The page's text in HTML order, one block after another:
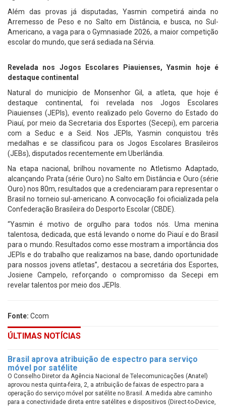
Além das provas já disputadas, Yasmin competirá ainda no
Arremesso de Peso e no Salto em Distância, e busca, no Sul-
Americano, a vaga para o Gymnasiade 2026, a maior competição
escolar do mundo, que será sediada na Sérvia.
Revelada nos Jogos Escolares Piauienses, Yasmin hoje é
destaque continental
Natural do município de Monsenhor Gil, a atleta, que hoje é
destaque continental, foi revelada nos Jogos Escolares
Piauienses (JEPIs), evento realizado pelo Governo do Estado do
Piauí, por meio da Secretaria dos Esportes (Secepi), em parceria
com a Seduc e a Seid. Nos JEPIs, Yasmin conquistou três
medalhas e se classificou para os Jogos Escolares Brasileiros
(JEBs), disputados recentemente em Uberlândia.
Na etapa nacional, brilhou novamente no Atletismo Adaptado,
alcançando Prata (série Ouro) no Salto em Distância e Ouro (série
Ouro) nos 80m, resultados que a credenciaram para representar o
Brasil no torneio sul-americano. A convocação foi oficializada pela
Confederação Brasileira do Desporto Escolar (CBDE).
“Yasmin é motivo de orgulho para todos nós. Uma menina
talentosa, dedicada, que está levando o nome do Piauí e do Brasil
para o mundo. Resultados como esse mostram a importância dos
JEPIs e do trabalho que realizamos na base, dando oportunidade
para nossos jovens atletas”, destacou a secretária dos Esportes,
Josiene Campelo, reforçando o compromisso da Secepi em
revelar talentos por meio dos JEPIs.
Fonte: Ccom
ÚLTIMAS NOTÍCIAS
Brasil aprova atribuição de espectro para serviço
móvel por satélite
O Conselho Diretor da Agência Nacional de Telecomunicações (Anatel)
aprovou nesta quinta-feira, 2, a atribuição de faixas de espectro para a
operação do serviço móvel por satélite no Brasil. A medida abre caminho
para a conectividade direta entre satélites e dispositivos (Direct-to-Device,